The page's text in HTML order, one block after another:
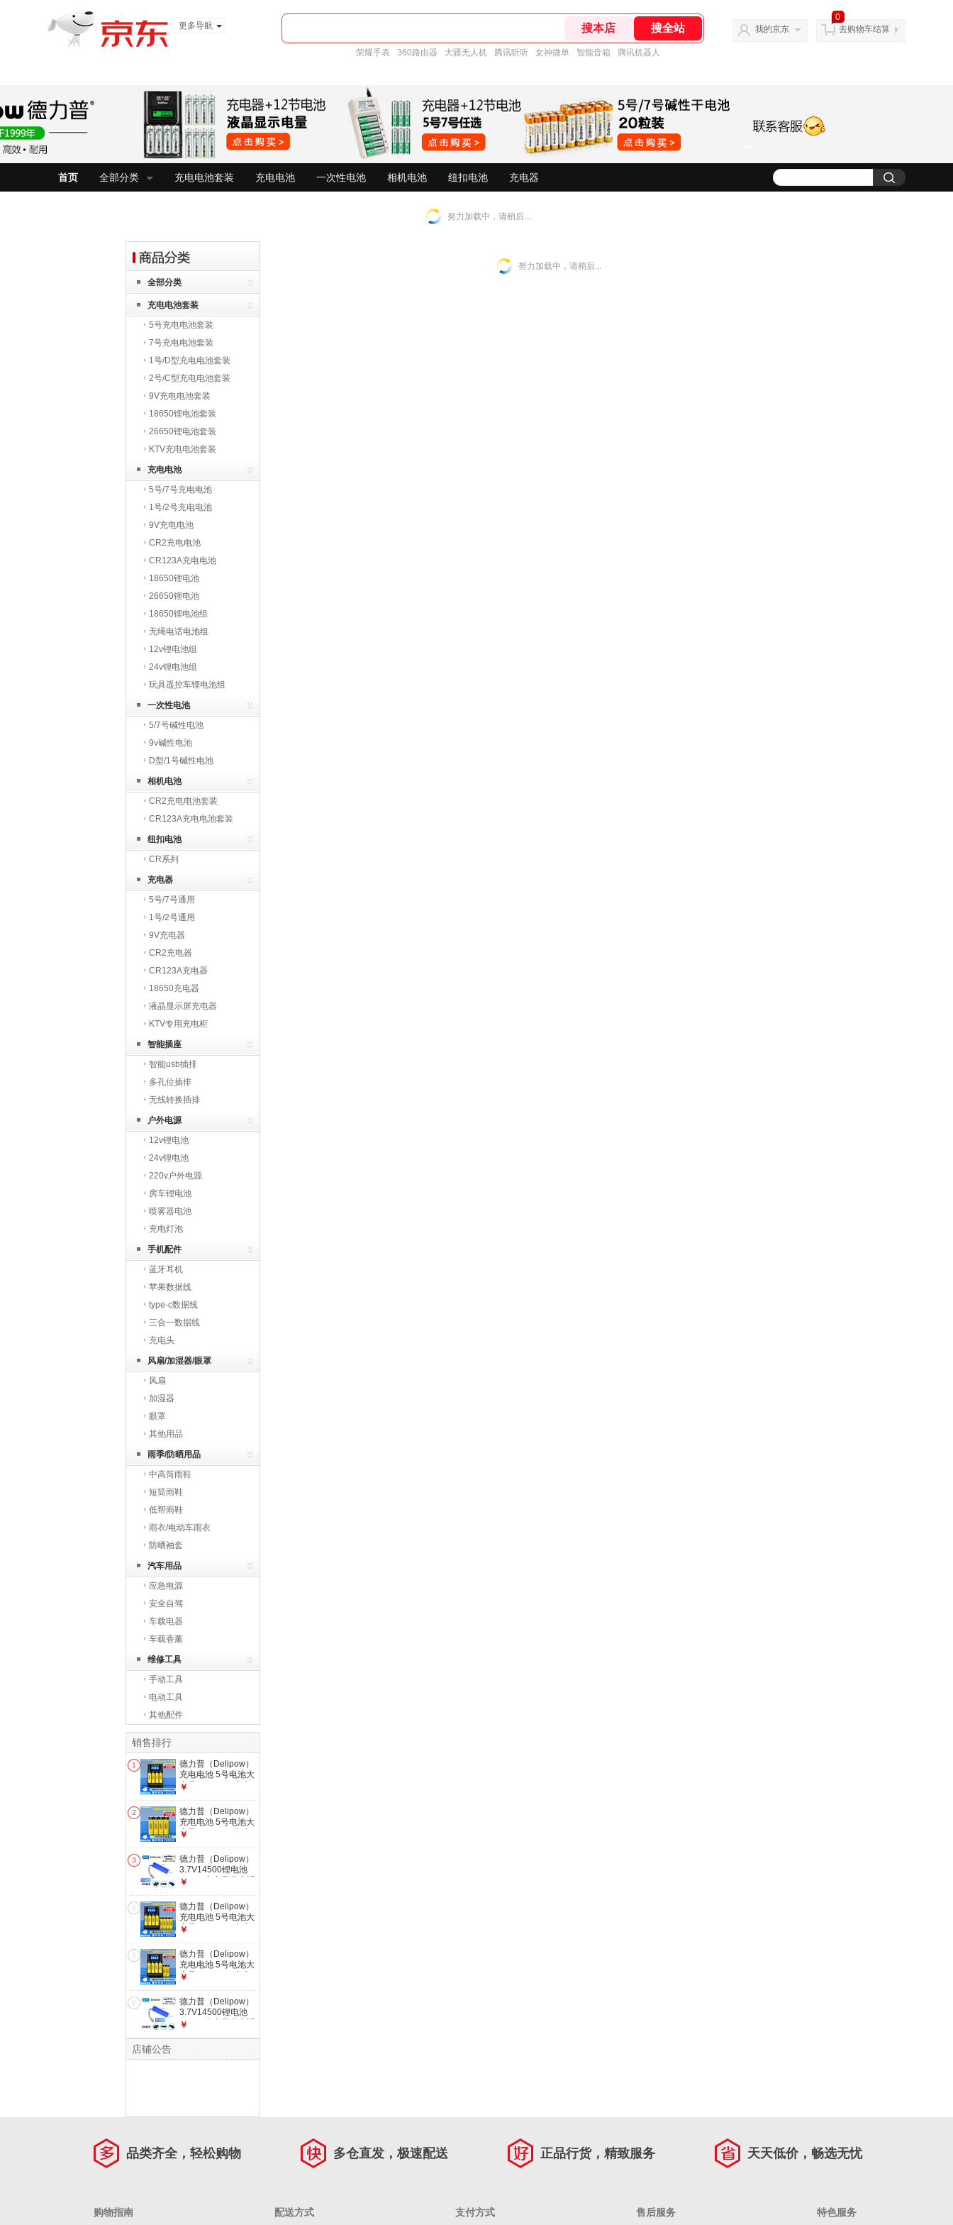
更多导航
荣耀手表 360路由器 大疆无人机 腾讯听听 女神微单 智能音箱 腾讯机器人
我的京东
0
去购物车结算
首页 全部分类 充电电池套装 充电电池 一次性电池 相机电池 纽扣电池 充电器
努力加载中，请稍后...
全部分类
充电电池套装
5号充电电池套装
7号充电电池套装
1号/D型充电电池套装
2号/C型充电电池套装
9V充电电池套装
18650锂电池套装
26650锂电池套装
KTV充电电池套装
充电电池
5号/7号充电电池
1号/2号充电电池
9V充电电池
CR2充电电池
CR123A充电电池
18650锂电池
26650锂电池
18650锂电池组
无绳电话电池组
12v锂电池组
24v锂电池组
玩具遥控车锂电池组
一次性电池
5/7号碱性电池
9v碱性电池
D型/1号碱性电池
相机电池
CR2充电电池套装
CR123A充电电池套装
纽扣电池
CR系列
充电器
5号/7号通用
1号/2号通用
9V充电器
CR2充电器
CR123A充电器
18650充电器
液晶显示屏充电器
KTV专用充电柜
智能插座
智能usb插排
多孔位插排
无线转换插排
户外电源
12v锂电池
24v锂电池
220v户外电源
房车锂电池
喷雾器电池
充电灯泡
手机配件
蓝牙耳机
苹果数据线
type-c数据线
三合一数据线
充电头
风扇/加湿器/眼罩
风扇
加湿器
眼罩
其他用品
雨季/防晒用品
中高筒雨鞋
短筒雨鞋
低帮雨鞋
雨衣/电动车雨衣
防晒袖套
汽车用品
应急电源
安全自驾
车载电器
车载香薰
维修工具
手动工具
电动工具
其他配件
销售排行
1
德力普（Delipow）
充电电池 5号电池大
容量3300mAh充电
池适用KTV话筒麦克
风相机儿童玩具遥控
器等 4槽液晶充电器
+4节5号3300mAh
￥
2
德力普（Delipow）
充电电池 5号电池大
容量3300mAh充电
池适用KTV话筒麦克
风相机儿童玩具遥控
器等 4节5号
3300mAh
￥
3
德力普（Delipow）
3.7V14500锂电池
18650大容量儿童遥
制充电电池组
3.7V18650锂电池
3000毫安-默认SM
接头
￥
4
德力普（Delipow）
充电电池 5号电池大
容量3300mAh充电
池适用KTV话筒麦克
风相机儿童玩具遥控
器等 4槽液晶充电器
+8节5号3300mAh
￥
5
德力普（Delipow）
充电电池 5号电池大
容量3300mAh充电
池适用KTV话筒麦克
风相机儿童玩具遥控
器等 4槽液晶充电器
+6节5号3300mAh
￥
6
德力普（Delipow）
3.7V14500锂电池
18650大容量儿童遥
￥
店铺公告
新品彩虹款1充12电套装预热特价
购39.9元，颜值系数爆表，让生
活充满色彩，连使用电池这件小
事都变得热爱，生活本不该将就~
努力加载中，请稍后...
品类齐全，轻松购物 多仓直发，极速配送 正品行货，精致服务 天天低价，畅选无忧
购物指南 配送方式 支付方式 售后服务 特色服务